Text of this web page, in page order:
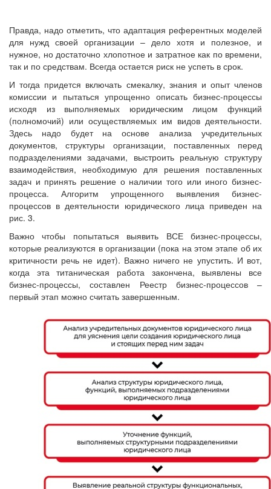
Правда, надо отметить, что адаптация референтных моделей
для нужд своей организации – дело хотя и полезное, и
нужное, но достаточно хлопотное и затратное как по времени,
так и по средствам. Всегда остается риск не успеть в срок.
И тогда придется включать смекалку, знания и опыт членов
комиссии и пытаться упрощенно описать бизнес-процессы
исходя из выполняемых юридическим лицом функций
(полномочий) или осуществляемых им видов деятельности.
Здесь надо будет на основе анализа учредительных
документов, структуры организации, поставленных перед
подразделениями задачами, выстроить реальную структуру
взаимодействия, необходимую для решения поставленных
задач и принять решение о наличии того или иного бизнес-
процесса. Алгоритм упрощенного выявления бизнес-
процессов в деятельности юридического лица приведен на
рис. 3.
Важно чтобы попытаться выявить ВСЕ бизнес-процессы,
которые реализуются в организации (пока на этом этапе об их
критичности речь не идет). Важно ничего не упустить. И вот,
когда эта титаническая работа закончена, выявлены все
бизнес-процессы, составлен Реестр бизнес-процессов –
первый этап можно считать завершенным.